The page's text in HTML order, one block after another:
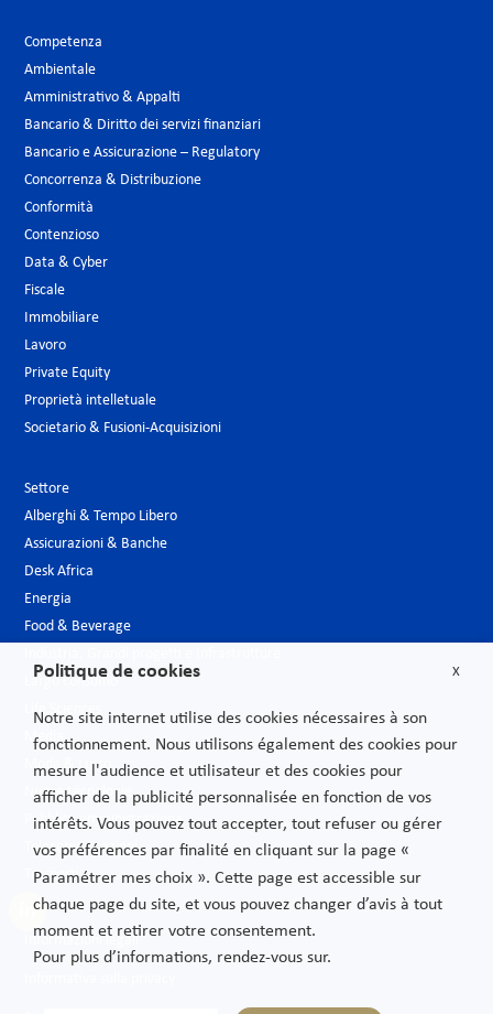
Competenza
Ambientale
Amministrativo & Appalti
Bancario & Diritto dei servizi finanziari
Bancario e Assicurazione – Regulatory
Concorrenza & Distribuzione
Conformità
Contenzioso
Data & Cyber
Fiscale
Immobiliare
Lavoro
Private Equity
Proprietà intelletuale
Societario & Fusioni-Acquisizioni
Settore
Alberghi & Tempo Libero
Assicurazioni & Banche
Desk Africa
Energia
Food & Beverage
Largo consumo
Life Sciences
Media
Moda & Lusso
Nuove tecnologie
Pubblica amministrazione
Telecomunicazioni
Trasporti
Informazioni legali
X
Politique de cookies
Notre site internet utilise des cookies nécessaires à son
fonctionnement. Nous utilisons également des cookies pour
mesure l'audience et utilisateur et des cookies pour
afficher de la publicité personnalisée en fonction de vos
intérêts. Vous pouvez tout accepter, tout refuser ou gérer
vos préférences par finalité en cliquant sur la page «
Paramétrer mes choix ». Cette page est accessible sur
chaque page du site, et vous pouvez changer d’avis à tout
moment et retirer votre consentement.
Pour plus d’informations, rendez-vous sur.